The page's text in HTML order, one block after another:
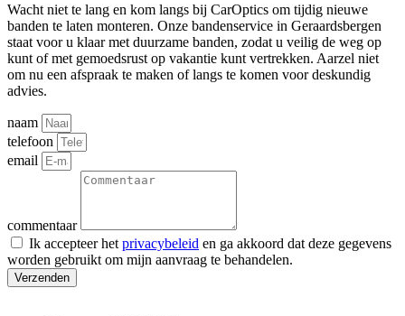
Wacht niet te lang en kom langs bij CarOptics om tijdig nieuwe
banden te laten monteren. Onze bandenservice in Geraardsbergen
staat voor u klaar met duurzame banden, zodat u veilig de weg op
kunt of met gemoedsrust op vakantie kunt vertrekken. Aarzel niet
om nu een afspraak te maken of langs te komen voor deskundig
advies.
naam
telefoon
email
commentaar
Ik accepteer het privacybeleid en ga akkoord dat deze gegevens
worden gebruikt om mijn aanvraag te behandelen.
Verzenden